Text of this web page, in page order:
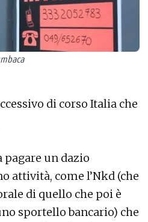
di corso Italia che
un dazio
attività, come l’Nkd (che
di quello che poi è
sportello bancario) che